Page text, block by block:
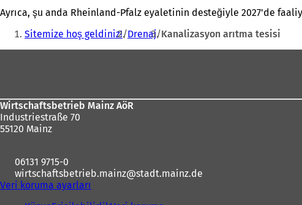
Ayrıca, şu anda Rheinland-Pfalz eyaletinin desteğiyle 2027'de
Buradasınız:
Sitemize hoş geldiniz! Drenaj Kanalizasyon arıtma tesisi
Wirtschaftsbetrieb Mainz AöR
Industriestraße 70
55120 Mainz
06131 9715-0
wirtschaftsbetrieb.mainz
stadt.mainz de
Veri koruma ayarları